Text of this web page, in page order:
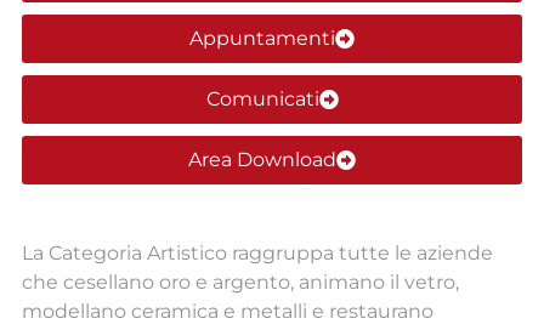
Appuntamenti
Comunicati
Area Download
La Categoria Artistico raggruppa tutte le aziende
che cesellano oro e argento, animano il vetro,
modellano ceramica e metalli e restaurano